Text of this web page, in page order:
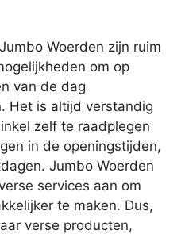
Woerden zijn ruim
om op
van de dag
Het is altijd verstandig
zelf te raadplegen
in de openingstijden,
Jumbo Woerden
services aan om
te maken. Dus,
verse producten,